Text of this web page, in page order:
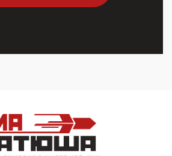
с продвижением через
СМИ персоны Эррола